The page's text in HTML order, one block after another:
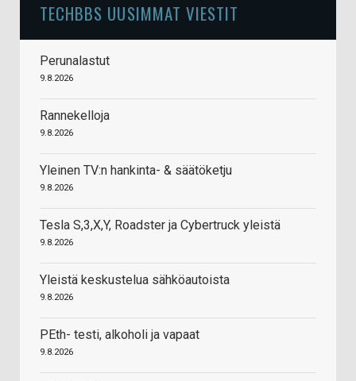
TECHBBS UUSIMMAT VIESTIT
Perunalastut
9.8.2026
Rannekelloja
9.8.2026
Yleinen TV:n hankinta- & säätöketju
9.8.2026
Tesla S,3,X,Y, Roadster ja Cybertruck yleistä
9.8.2026
Yleistä keskustelua sähköautoista
9.8.2026
PEth- testi, alkoholi ja vapaat
9.8.2026